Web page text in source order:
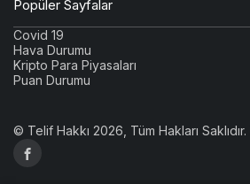
Popüler Sayfalar
Covid 19
Hava Durumu
Kripto Para Piyasaları
Puan Durumu
© Telif Hakkı 2026, Tüm Hakları Saklıdır.